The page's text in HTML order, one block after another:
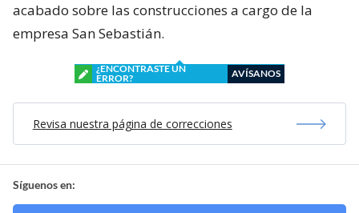
acabado sobre las construcciones a cargo de la
empresa San Sebastián.
¿ENCONTRASTE UN
ERROR?
AVÍSANOS
Revisa nuestra página de correcciones
Síguenos en: